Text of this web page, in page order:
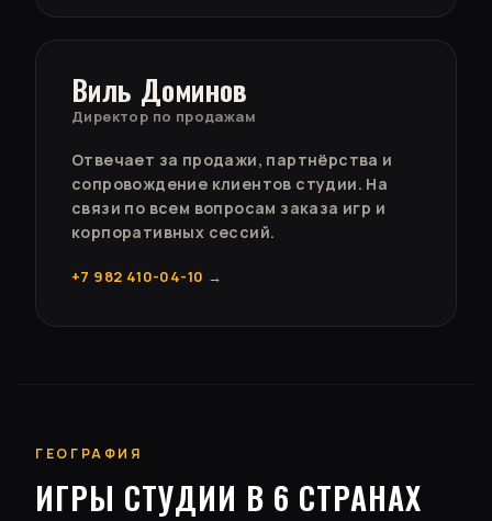
Виль Доминов
Директор по продажам
Отвечает за продажи, партнёрства и
сопровождение клиентов студии. На
связи по всем вопросам заказа игр и
корпоративных сессий.
+7 982 410-04-10 →
ГЕОГРАФИЯ
ИГРЫ СТУДИИ В 6 СТРАНАХ